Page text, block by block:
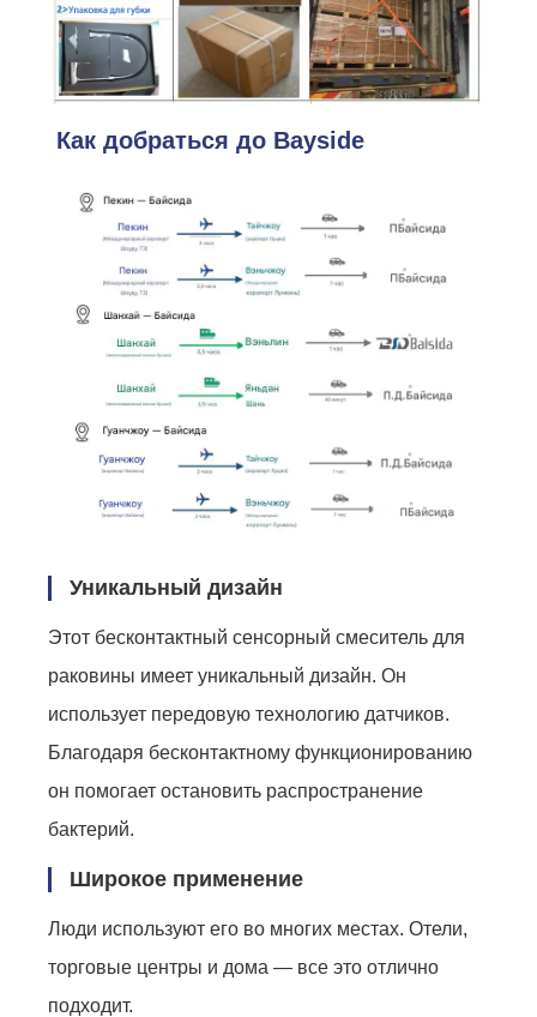
Как добраться до Bayside
Уникальный дизайн
Этот бесконтактный сенсорный смеситель для
раковины имеет уникальный дизайн. Он
использует передовую технологию датчиков.
Благодаря бесконтактному функционированию
он помогает остановить распространение
бактерий.
Широкое применение
Люди используют его во многих местах. Отели,
торговые центры и дома — все это отлично
подходит.